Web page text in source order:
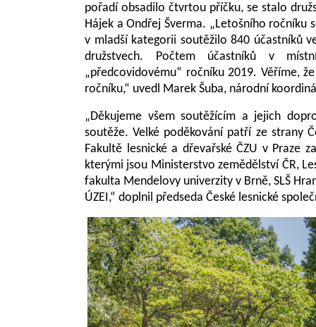
pořadí obsadilo čtvrtou příčku, se stalo
Hájek a Ondřej Šverma. „Letošního
v mladší kategorii soutěžilo 840 účastníků
družstvech. Počtem účastníků v
„předcovidovému“ ročníku 2019. Věříme,
ročníku,“ uvedl Marek Šuba, národní
„Děkujeme všem soutěžícím a jejich
soutěže. Velké poděkování patří ze strany
Fakultě lesnické a dřevařské ČZU v Praze
kterými jsou Ministerstvo zemědělství ČR,
fakulta Mendelovy univerzity v Brně, SLŠ
ÚZEI,“ doplnil předseda České lesnické